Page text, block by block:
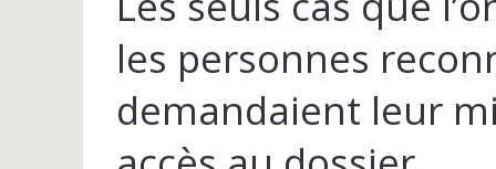
les personnes
demandaient leur